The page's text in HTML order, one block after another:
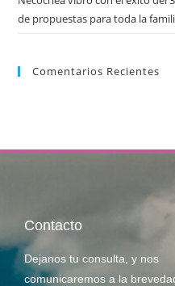
de propuestas para toda la
Comentarios Recientes
Contacto
Dejanos tu consulta, y nos
comunicaremos a la